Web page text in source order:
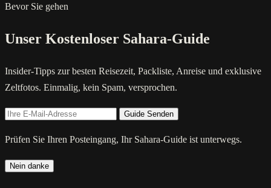
Bevor Sie gehen
Unser Kostenloser Sahara-Guide
Insider-Tipps zur besten Reisezeit, Packliste, Anreise und exklusive
Zeltfotos. Einmalig, kein Spam, versprochen.
Guide Senden
Prüfen Sie Ihren Posteingang, Ihr Sahara-Guide ist unterwegs.
Nein danke